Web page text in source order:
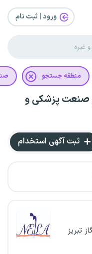
ورود | ثبت‌ نام
منطقه جستجو
صنعت پزشکی و
ثبت آگهی استخدام
تبریز